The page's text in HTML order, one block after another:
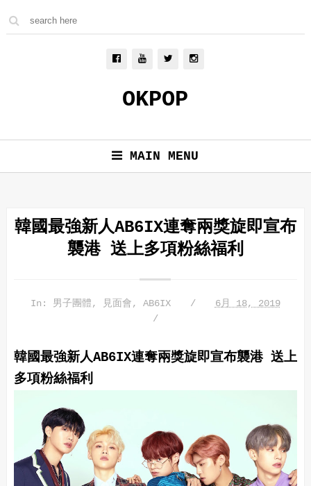
OKPOP
MAIN MENU
韓國最強新人AB6IX連奪兩獎旋即宣布
襲港 送上多項粉絲福利
In: 男子團體, 見面會, AB6IX 6月 18, 2019
韓國最強新人AB6IX連奪兩獎旋即宣布襲港 送上
多項粉絲福利